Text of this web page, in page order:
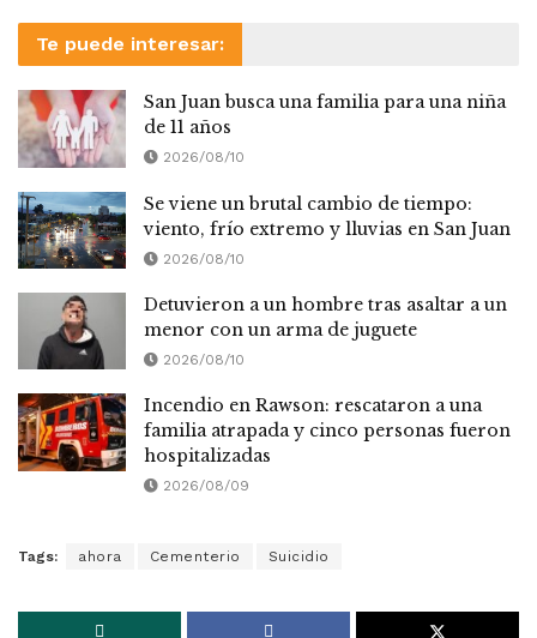
Te puede interesar:
San Juan busca una familia para una niña
de 11 años
2026/08/10
Se viene un brutal cambio de tiempo:
viento, frío extremo y lluvias en San Juan
2026/08/10
Detuvieron a un hombre tras asaltar a un
menor con un arma de juguete
2026/08/10
Incendio en Rawson: rescataron a una
familia atrapada y cinco personas fueron
hospitalizadas
2026/08/09
Tags: ahora Cementerio Suicidio